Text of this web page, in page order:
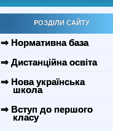
РОЗДІЛИ САЙТУ
⇒ Нормативна база
⇒ Дистанційна освіта
⇒ Нова українська
школа
⇒ Вступ до першого
класу